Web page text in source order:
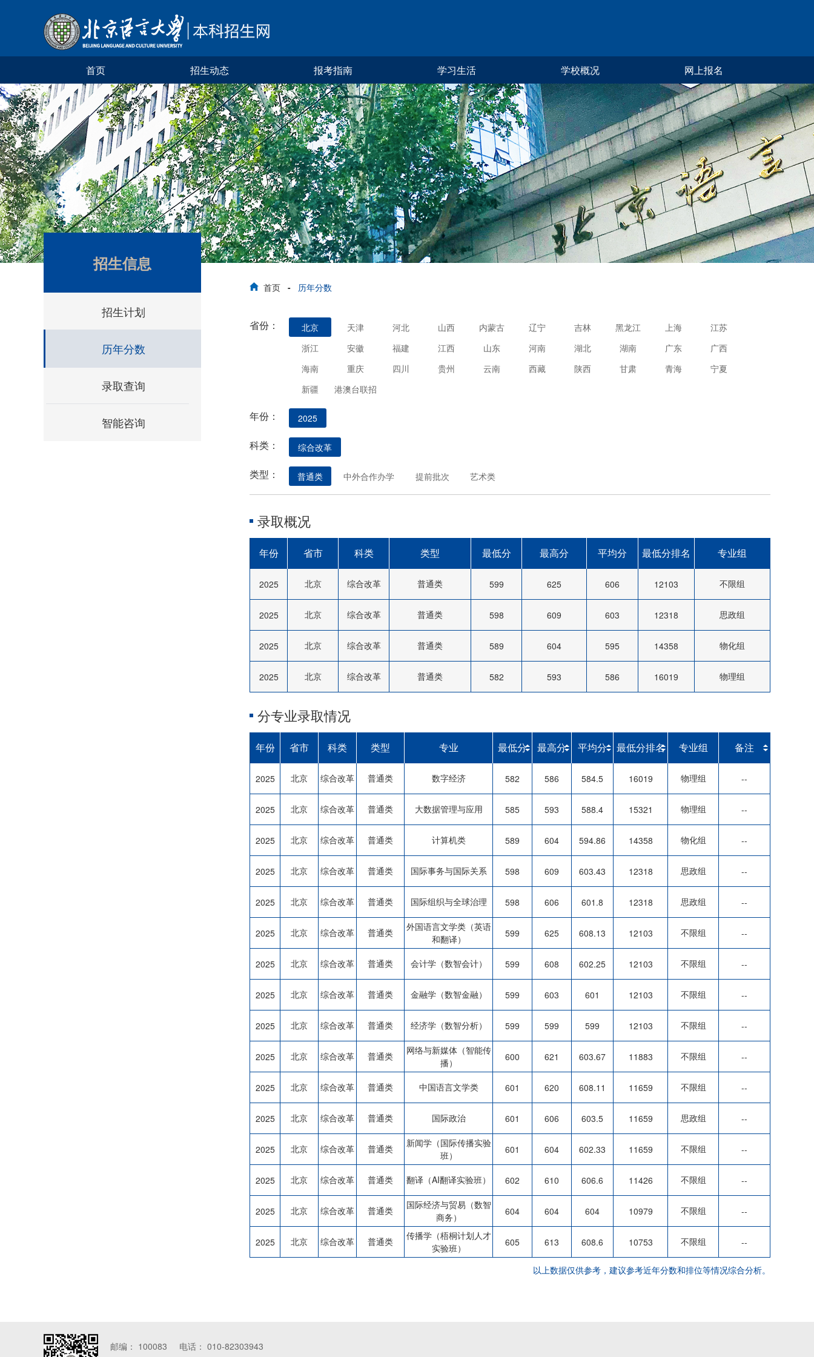
首页 招生动态 报考指南 学习生活 学校概况 网上报名
招生信息
首页 - 历年分数
招生计划
历年分数
录取查询
智能咨询
省份： 北京 天津 河北 山西 内蒙古 辽宁 吉林 黑龙江 上海
江苏
浙江
安徽 福建 江西 山东 河南 湖北 湖南 广东
广西
海南
重庆 四川 贵州 云南 西藏 陕西 甘肃 青海
宁夏
新疆
港澳台联招
年份： 2025
科类： 综合改革
类型： 普通类 中外合作办学 提前批次 艺术类
录取概况
年份 省市 科类 类型 最低分 最高分 平均分 最低分排名 专业组
2025 北京 综合改革 普通类 599 625 606 12103 不限组
2025 北京 综合改革 普通类 598 609 603 12318 思政组
2025 北京 综合改革 普通类 589 604 595 14358 物化组
2025 北京 综合改革 普通类 582 593 586 16019 物理组
分专业录取情况
年份 省市 科类 类型 专业 最低分 最高分 平均分 最低分排名 专业组 备注
2025 北京 综合改革 普通类 数字经济 582 586 584.5 16019 物理组 --
2025 北京 综合改革 普通类 大数据管理与应用 585 593 588.4 15321 物理组 --
2025 北京 综合改革 普通类 计算机类 589 604 594.86 14358 物化组 --
2025 北京 综合改革 普通类 国际事务与国际关系 598 609 603.43 12318 思政组 --
2025 北京 综合改革 普通类 国际组织与全球治理 598 606 601.8 12318 思政组 --
2025 北京 综合改革 普通类
外国语言文学类（英语
和翻译）
599 625 608.13 12103 不限组 --
2025 北京 综合改革 普通类 会计学（数智会计） 599 608 602.25 12103 不限组 --
2025 北京 综合改革 普通类 金融学（数智金融） 599 603 601 12103 不限组 --
2025 北京 综合改革 普通类 经济学（数智分析） 599 599 599 12103 不限组 --
2025 北京 综合改革 普通类
网络与新媒体（智能传
播）
600 621 603.67 11883 不限组 --
2025 北京 综合改革 普通类 中国语言文学类 601 620 608.11 11659 不限组 --
2025 北京 综合改革 普通类 国际政治 601 606 603.5 11659 思政组 --
2025 北京 综合改革 普通类
新闻学（国际传播实验
班）
601 604 602.33 11659 不限组 --
2025 北京 综合改革 普通类 翻译（AI翻译实验班） 602 610 606.6 11426 不限组 --
2025 北京 综合改革 普通类
国际经济与贸易（数智
商务）
604 604 604 10979 不限组 --
2025 北京 综合改革 普通类
传播学（梧桐计划人才
实验班）
605 613 608.6 10753 不限组 --
以上数据仅供参考，建议参考近年分数和排位等情况综合分析。
邮编： 100083 电话： 010-82303943